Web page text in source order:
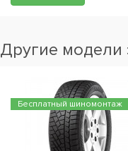
Другие модели
Бесплатный шиномонтаж